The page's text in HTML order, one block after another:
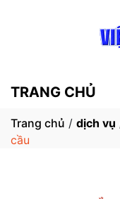
TRANG CHỦ
Trang chủ / dịch vụ
cầu